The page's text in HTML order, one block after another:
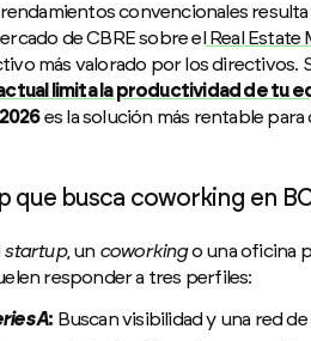
convencionales
de CBRE sobre el
Real Estate
más valorado por los directivos.
limita la productividad de tu
es la solución más rentable para
que busca coworking en
startup, un coworkingo una oficina
responder a tres perfiles:
A: Buscan visibilidad y una red